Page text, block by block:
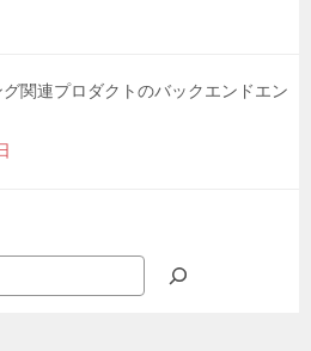
関連プロダクトのバックエンドエン